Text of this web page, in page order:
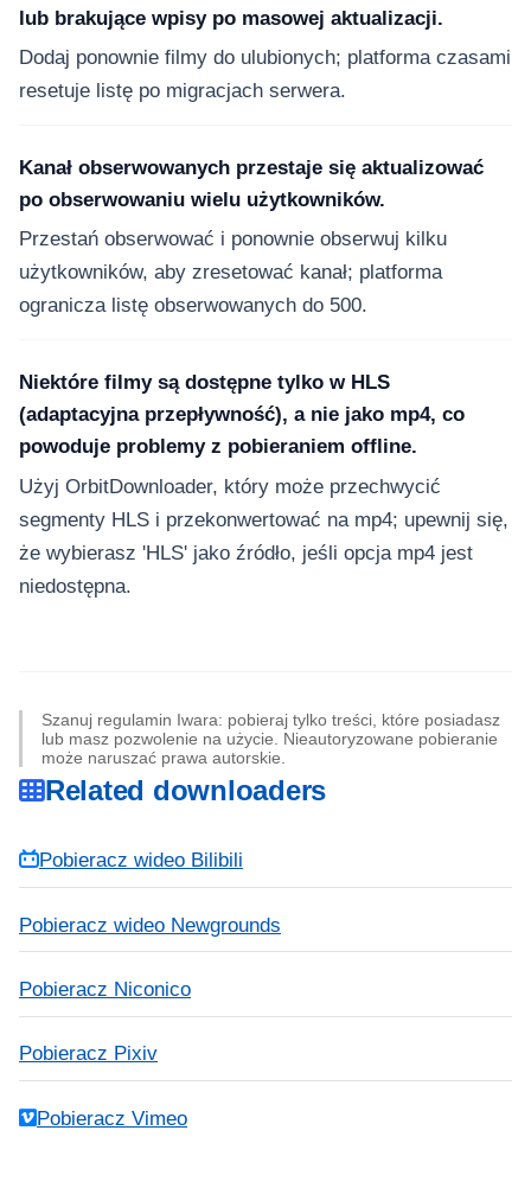
lub brakujące wpisy po masowej aktualizacji.
Dodaj ponownie filmy do ulubionych; platforma czasami
resetuje listę po migracjach serwera.
Kanał obserwowanych przestaje się aktualizować
po obserwowaniu wielu użytkowników.
Przestań obserwować i ponownie obserwuj kilku
użytkowników, aby zresetować kanał; platforma
ogranicza listę obserwowanych do 500.
Niektóre filmy są dostępne tylko w HLS
(adaptacyjna przepływność), a nie jako mp4, co
powoduje problemy z pobieraniem offline.
Użyj OrbitDownloader, który może przechwycić
segmenty HLS i przekonwertować na mp4; upewnij się,
że wybierasz 'HLS' jako źródło, jeśli opcja mp4 jest
niedostępna.
Szanuj regulamin Iwara: pobieraj tylko treści, które posiadasz
lub masz pozwolenie na użycie. Nieautoryzowane pobieranie
może naruszać prawa autorskie.
Related downloaders
Pobieracz wideo Bilibili
Pobieracz wideo Newgrounds
Pobieracz Niconico
Pobieracz Pixiv
Pobieracz Vimeo